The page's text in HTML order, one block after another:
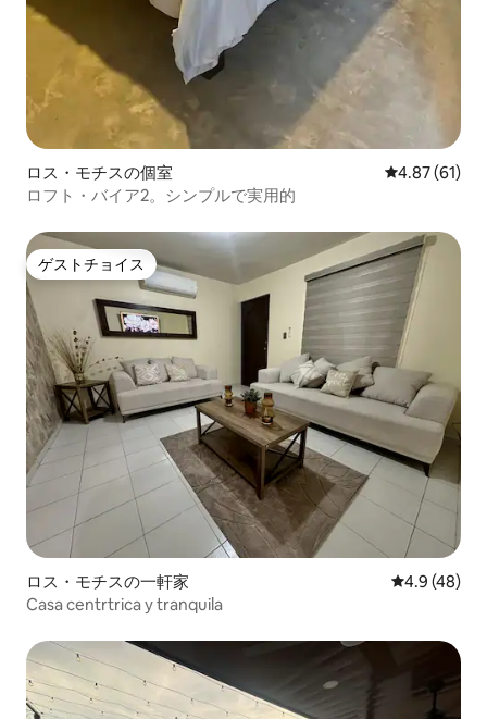
ロス・モチスの個室 レビュー61
4.87 (61)
ロフト・バイア2。シンプルで実用的
ゲストチョイス
ゲストチョイス
ロス・モチスの一軒家 レビュー48
4.9 (48)
Casa centrtrica y tranquila